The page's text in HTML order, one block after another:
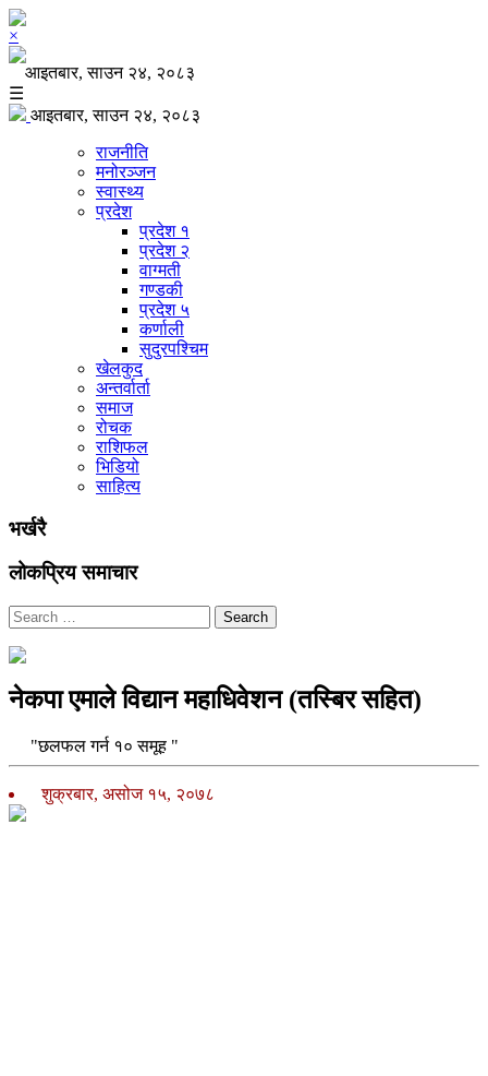
×
आइतबार, साउन २४, २०८३
☰
आइतबार, साउन २४, २०८३
राजनीति
मनोरञ्जन
स्वास्थ्य
प्रदेश
प्रदेश १
प्रदेश २
वाग्मती
गण्डकी
प्रदेश ५
कर्णाली
सुदुरपश्चिम
खेलकुद
अन्तर्वार्ता
समाज
रोचक
राशिफल
भिडियो
साहित्य
भर्खरै
लोकप्रिय समाचार
Search
नेकपा एमाले विद्यान महाधिवेशन (तस्बिर सहित)
"छलफल गर्न १० समूह "
शुक्रबार, असोज १५, २०७८